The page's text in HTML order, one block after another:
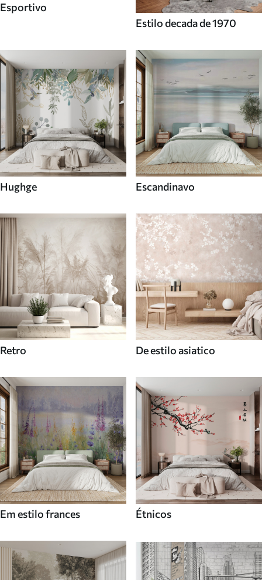
Esportivo
Estilo decada de 1970
Hughge Escandinavo
Retro De estilo asiatico
Em estilo frances Étnicos